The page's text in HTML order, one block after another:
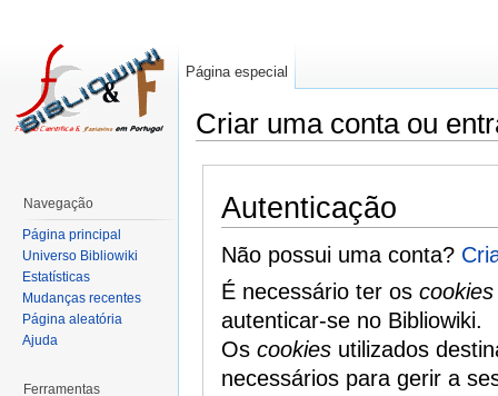
Criar uma conta ou
Autenticação
Não possui uma conta?
É necessário ter os cookies
autenticar-se no Bibliowiki.
Os cookiesutilizados
necessários para gerir a
Página especial
Navegação
Página principal
Universo Bibliowiki
Estatísticas
Mudanças recentes
Página aleatória
Ajuda
Ferramentas